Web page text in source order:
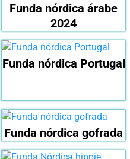
Funda nórdica árabe
2024
Funda nórdica Portugal
Funda nórdica gofrada